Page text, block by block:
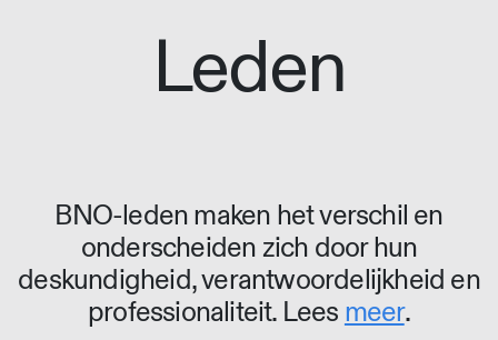
Leden
BNO-leden maken het verschil en
onderscheiden zich door hun
deskundigheid, verantwoordelijkheid en
professionaliteit. Lees meer.